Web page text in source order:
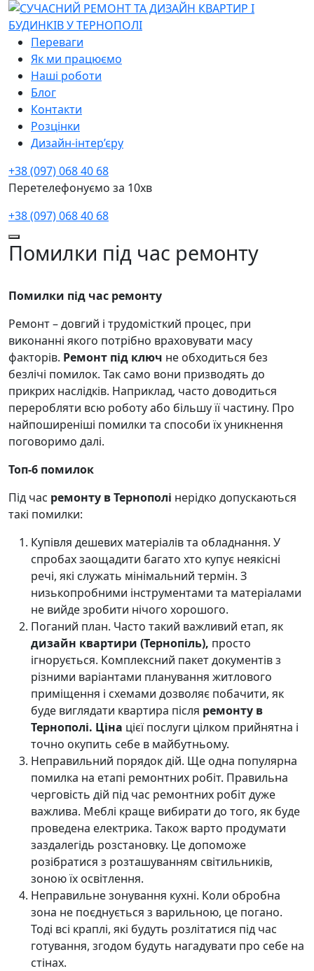
Переваги
Як ми працюємо
Наші роботи
Блог
Контакти
Розцінки
Дизайн-інтер’єру
+38 (097) 068 40 68
Перетелефонуємо за 10хв
+38 (097) 068 40 68
Помилки під час ремонту
Помилки під час ремонту
Ремонт – довгий і трудомісткий процес, при
виконанні якого потрібно враховувати масу
факторів. Ремонт під ключ не обходиться без
безлічі помилок. Так само вони призводять до
прикрих наслідків. Наприклад, часто доводиться
переробляти всю роботу або більшу її частину. Про
найпоширеніші помилки та способи їх уникнення
поговоримо далі.
Топ-6 помилок
Під час ремонту в Тернополі нерідко допускаються
такі помилки:
Купівля дешевих матеріалів та обладнання. У
спробах заощадити багато хто купує неякісні
речі, які служать мінімальний термін. З
низькопробними інструментами та матеріалами
не вийде зробити нічого хорошого.
Поганий план. Часто такий важливий етап, як
дизайн квартири (Тернопіль), просто
ігнорується. Комплексний пакет документів з
різними варіантами планування житлового
приміщення і схемами дозволяє побачити, як
буде виглядати квартира після ремонту в
Тернополі. Ціна цієї послуги цілком прийнятна і
точно окупить себе в майбутньому.
Неправильний порядок дій. Ще одна популярна
помилка на етапі ремонтних робіт. Правильна
черговість дій під час ремонтних робіт дуже
важлива. Меблі краще вибирати до того, як буде
проведена електрика. Також варто продумати
заздалегідь розстановку. Це допоможе
розібратися з розташуванням світильників,
зоною їх освітлення.
Неправильне зонування кухні. Коли обробна
зона не поєднується з варильною, це погано.
Тоді всі краплі, які будуть розлітатися під час
готування, згодом будуть нагадувати про себе на
стінах.